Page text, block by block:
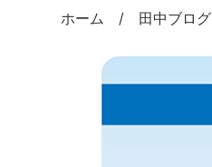
ホーム / 田中ブログ